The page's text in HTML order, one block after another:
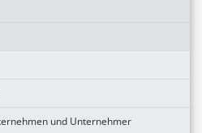
und Unternehmer